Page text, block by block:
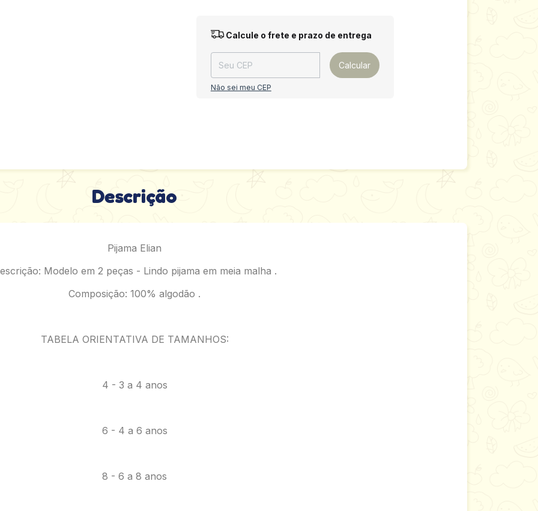
Entregas para o CEP: Alterar CEP
Calcule o frete e prazo de entrega
Calcular
Não sei meu CEP
Descrição
Pijama Elian
Modelo em 2 peças - Lindo pijama em meia malha .
Composição: 100% algodão .
TABELA ORIENTATIVA DE TAMANHOS:
4 - 3 a 4 anos
6 - 4 a 6 anos
8 - 6 a 8 anos